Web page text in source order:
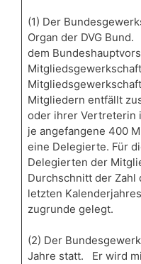
(1) Der
Organ der DVG
dem
Mitgliedern entfällt
oder ihrer Vertreterin
je angefangene 400
eine Delegierte. Für
Delegierten der
Durchschnitt der
letzten
zugrunde gelegt.
(2) Der
Jahre statt. Er wird